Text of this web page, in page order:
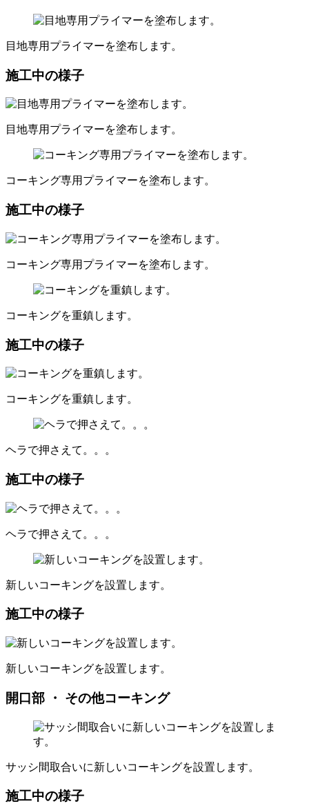
目地専用プライマーを塗布します。
施工中の様子
目地専用プライマーを塗布します。
コーキング専用プライマーを塗布します。
施工中の様子
コーキング専用プライマーを塗布します。
コーキングを重鎮します。
施工中の様子
コーキングを重鎮します。
ヘラで押さえて。。。
施工中の様子
ヘラで押さえて。。。
新しいコーキングを設置します。
施工中の様子
新しいコーキングを設置します。
開口部 ・ その他コーキング
サッシ間取合いに新しいコーキングを設置します。
施工中の様子